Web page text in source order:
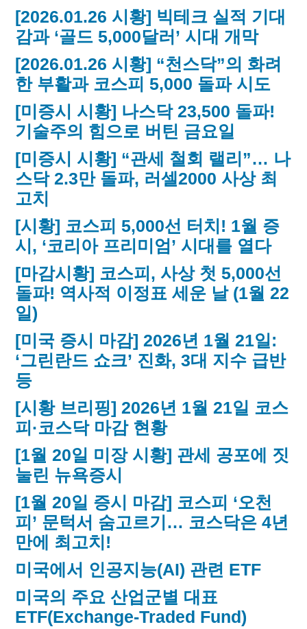
[2026.01.26 시황] 빅테크 실적 기대
감과 ‘골드 5,000달러’ 시대 개막
[2026.01.26 시황] “천스닥”의 화려
한 부활과 코스피 5,000 돌파 시도
[미증시 시황] 나스닥 23,500 돌파!
기술주의 힘으로 버틴 금요일
[미증시 시황] “관세 철회 랠리”… 나
스닥 2.3만 돌파, 러셀2000 사상 최
고치
[시황] 코스피 5,000선 터치! 1월 증
시, ‘코리아 프리미엄’ 시대를 열다
[마감시황] 코스피, 사상 첫 5,000선
돌파! 역사적 이정표 세운 날 (1월 22
일)
[미국 증시 마감] 2026년 1월 21일:
‘그린란드 쇼크’ 진화, 3대 지수 급반
등
[시황 브리핑] 2026년 1월 21일 코스
피·코스닥 마감 현황
[1월 20일 미장 시황] 관세 공포에 짓
눌린 뉴욕증시
[1월 20일 증시 마감] 코스피 ‘오천
피’ 문턱서 숨고르기… 코스닥은 4년
만에 최고치!
미국에서 인공지능(AI) 관련 ETF
미국의 주요 산업군별 대표
ETF(Exchange-Traded Fund)